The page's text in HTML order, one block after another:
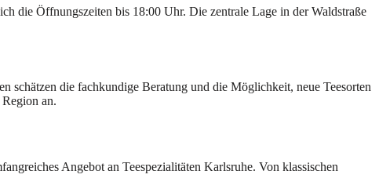
die Öffnungszeiten bis 18:00 Uhr. Die zentrale Lage in der Waldstraße
schätzen die fachkundige Beratung und die Möglichkeit, neue Teesorten
an.
Angebot an Teespezialitäten Karlsruhe. Von klassischen